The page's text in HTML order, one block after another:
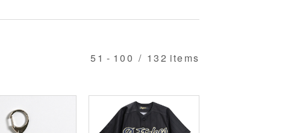
キッチン・食品 スマホ用品
1000円未満
オリっこにおすすめ
51 - 100 / 132 items